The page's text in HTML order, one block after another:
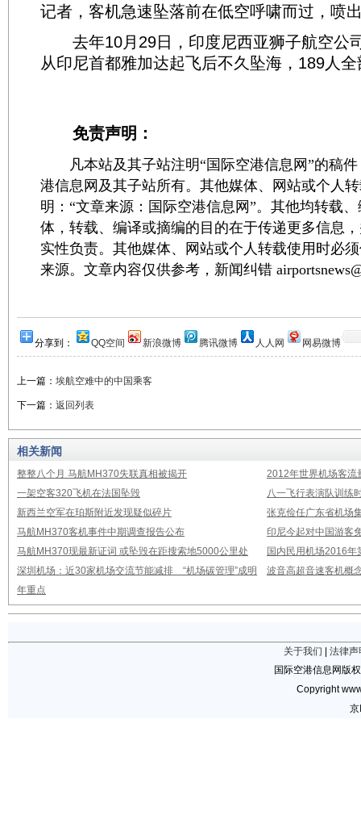
记者，客机急速坠落前在低空呼啸而过，喷
去年10月29日，印度尼西亚狮子航空公
从印尼首都雅加达起飞后不久坠海，189人
免责声明：
凡本站及其子站注明“国际空港信息网”的稿件
港信息网及其子站所有。其他媒体、网站或个人
明：“文章来源：国际空港信息网”。其他均转载
体，转载、编译或摘编的目的在于传递更多信息
实性负责。其他媒体、网站或个人转载使用时必
来源。文章内容仅供参考，新闻纠错
分享到： QQ空间 新浪微博 腾讯微博 人人网 网易微博
上一篇： 埃航空难中的中国乘客
下一篇： 返回列表
相关新闻
整整八个月 马航MH370失联真相被揭开
2012年世界机场客流
一架空客320飞机在法国坠毁
八一飞行表演队训练
新西兰空军在珀斯附近发现疑似碎片
张克俭任广东省机场
马航MH370客机事件中期调查报告公布
印尼今起对中国游客
马航MH370现最新证词 或坠毁在距搜索地5000公里处
国内民用机场2016年
深圳机场：近30家机场交流节能减排 “机场碳管理”成明
年重点
波音高超音速客机概
关于我们
法律声
国际空港信息网版
Copyright